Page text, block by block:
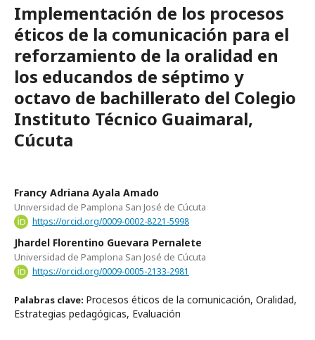
Implementación de los procesos
éticos de la comunicación para el
reforzamiento de la oralidad en
los educandos de séptimo y
octavo de bachillerato del Colegio
Instituto Técnico Guaimaral,
Cúcuta
Francy Adriana Ayala Amado
Universidad de Pamplona San José de Cúcuta
https://orcid.org/0009-0002-8221-5998
Jhardel Florentino Guevara Pernalete
Universidad de Pamplona San José de Cúcuta
https://orcid.org/0009-0005-2133-2981
Palabras clave: Procesos éticos de la comunicación, Oralidad,
Estrategias pedagógicas, Evaluación